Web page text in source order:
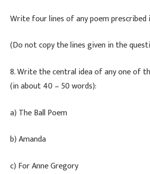
​Write four lines of any poem prescribed
(Do not copy the lines given in the
​8. Write the central idea of any one of
(in about 40 – 50 words):
​a) The Ball Poem
​b) Amanda
​c) For Anne Gregory